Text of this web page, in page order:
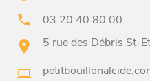
03 20 40 80 00
5 rue des Débris St-